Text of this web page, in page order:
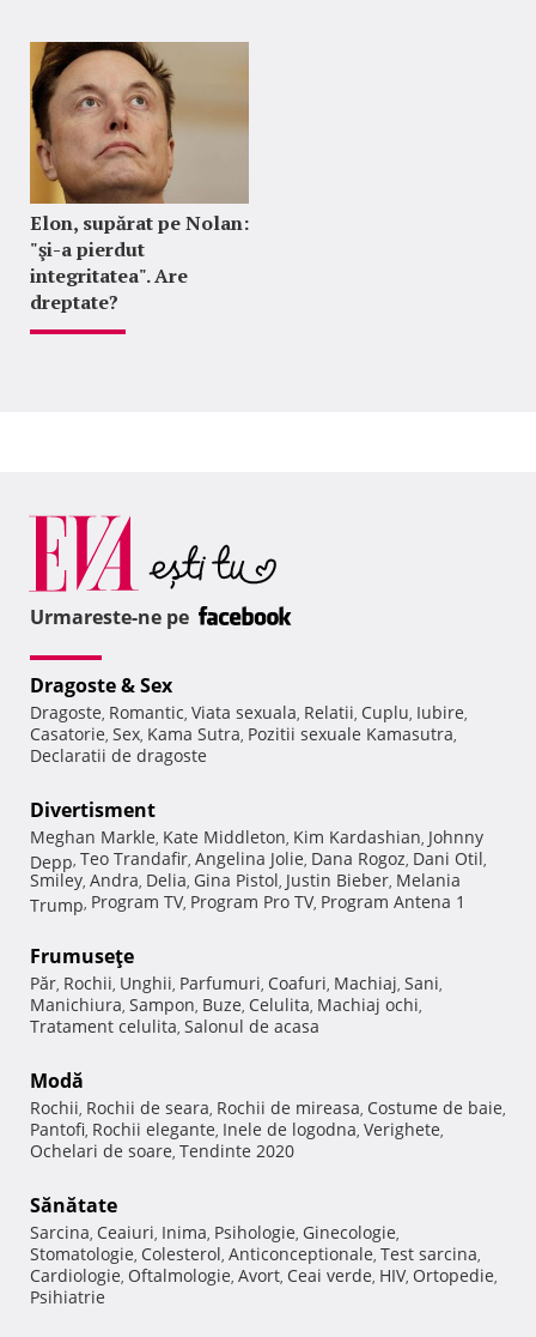
Elon, supărat pe Nolan:
"şi-a pierdut
integritatea". Are
dreptate?
Urmareste-ne pe
Dragoste & Sex
Dragoste, Romantic, Viata sexuala, Relatii, Cuplu, Iubire,
Casatorie, Sex, Kama Sutra, Pozitii sexuale Kamasutra,
Declaratii de dragoste
Divertisment
Meghan Markle, Kate Middleton, Kim Kardashian, Johnny
Depp, Teo Trandafir, Angelina Jolie, Dana Rogoz, Dani Otil,
Smiley, Andra, Delia, Gina Pistol, Justin Bieber, Melania
Trump, Program TV, Program Pro TV, Program Antena 1
Frumuseţe
Păr, Rochii, Unghii, Parfumuri, Coafuri, Machiaj, Sani,
Manichiura, Sampon, Buze, Celulita, Machiaj ochi,
Tratament celulita, Salonul de acasa
Modă
Rochii, Rochii de seara, Rochii de mireasa, Costume de baie,
Pantofi, Rochii elegante, Inele de logodna, Verighete,
Ochelari de soare, Tendinte 2020
Sănătate
Sarcina, Ceaiuri, Inima, Psihologie, Ginecologie,
Stomatologie, Colesterol, Anticonceptionale, Test sarcina,
Cardiologie, Oftalmologie, Avort, Ceai verde, HIV, Ortopedie,
Psihiatrie